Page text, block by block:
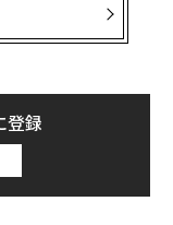
に登録する
ポッドキャスト
て編集されてい
登録